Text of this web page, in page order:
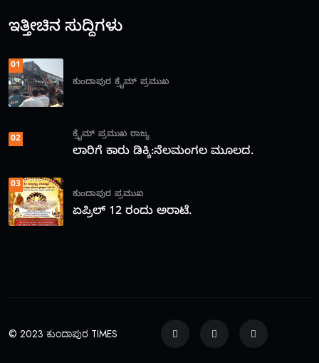
ಇತ್ತೀಚಿನ ಸುದ್ದಿಗಳು
01
ಕುಂದಾಪುರ ಕ್ರೈಮ್ ಪ್ರಮುಖ
02 ಕ್ರೈಮ್ ಪ್ರಮುಖ ರಾಜ್ಯ
ಲಾರಿಗೆ ಕಾರು ಡಿಕ್ಕಿ:ನೆಲಮಂಗಲ ಮೂಲದ.
03
ಕುಂದಾಪುರ ಪ್ರಮುಖ
ಏಪ್ರಿಲ್ 12 ರಂದು ಅರಾಟೆ.
© 2023 ಕುಂದಾಪುರ TIMES